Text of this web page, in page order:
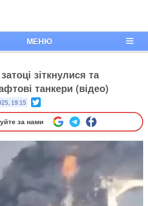
МЕНЮ
зіткнулися та
танкери (відео)
19:15
за нами